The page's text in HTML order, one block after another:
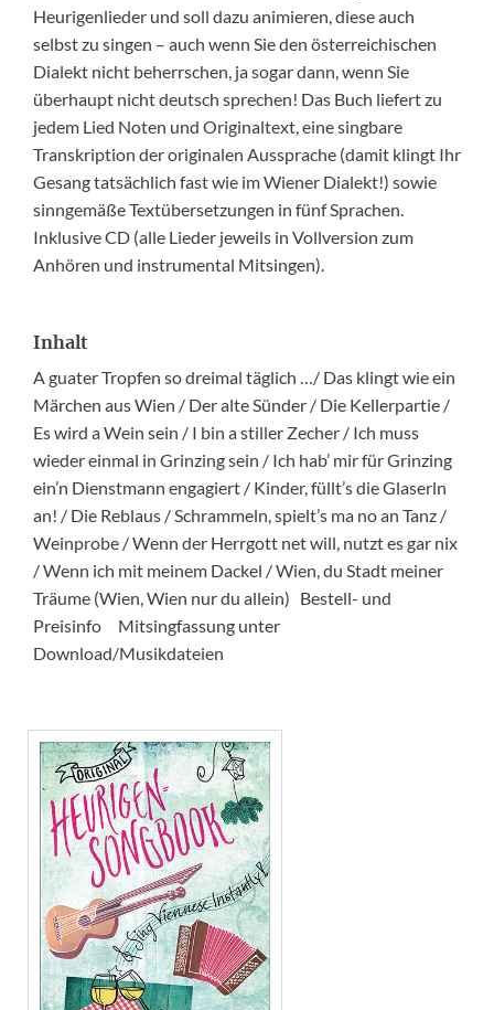
Heurigenlieder und soll dazu animieren, diese auch
selbst zu singen – auch wenn Sie den österreichischen
Dialekt nicht beherrschen, ja sogar dann, wenn Sie
überhaupt nicht deutsch sprechen! Das Buch liefert zu
jedem Lied Noten und Originaltext, eine singbare
Transkription der originalen Aussprache (damit klingt Ihr
Gesang tatsächlich fast wie im Wiener Dialekt!) sowie
sinngemäße Text­über­setzun­gen in fünf Sprachen.
Inklusive CD (alle Lieder jeweils in Vollversion zum
Anhören und instrumental Mitsingen).
Inhalt
A guater Tropfen so dreimal täglich …/ Das klingt wie ein
Märchen aus Wien / Der alte Sünder / Die Kellerpartie /
Es wird a Wein sein / I bin a stiller Zecher / Ich muss
wieder einmal in Grinzing sein / Ich hab’ mir für Grinzing
ein’n Dienstmann engagiert / Kinder, füllt’s die Glaserln
an! / Die Reblaus / Schrammeln, spielt’s ma no an Tanz /
Weinprobe / Wenn der Herrgott net will, nutzt es gar nix
/ Wenn ich mit meinem Dackel / Wien, du Stadt meiner
Träume (Wien, Wien nur du allein) Bestell- und
Preisinfo Mitsingfassung unter
Download/Musikdateien